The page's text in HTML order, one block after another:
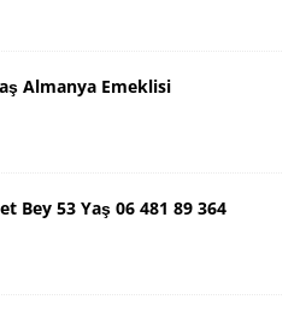
Almanya Emeklisi
Bey 53 Yaş 06 481 89 364